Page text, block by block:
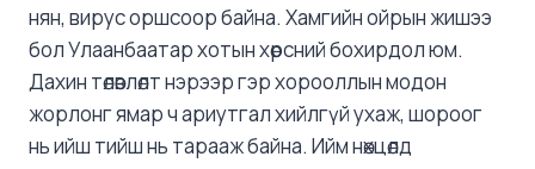
нян, вирус оршсоор байна. Хамгийн ойрын жишээ
бол Улаанбаатар хотын хөрсний бохирдол юм.
Дахин төлөвлөлт нэрээр гэр хорооллын модон
жорлонг ямар ч ариутгал хийлгүй ухаж, шороог
нь ийш тийш нь тарааж байна. Ийм нөхцөлд